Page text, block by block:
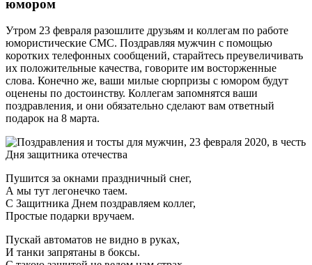
юмором
Утром 23 февраля разошлите друзьям и коллегам по работе
юмористические СМС. Поздравляя мужчин с помощью
коротких телефонных сообщений, старайтесь преувеличивать
их положительные качества, говорите им восторженные
слова. Конечно же, ваши милые сюрпризы с юмором будут
оценены по достоинству. Коллегам запомнятся ваши
поздравления, и они обязательно сделают вам ответный
подарок на 8 марта.
Пушится за окнами праздничный снег,
А мы тут легонечко таем.
С Защитника Днем поздравляем коллег,
Простые подарки вручаем.
Пускай автоматов не видно в руках,
И танки запрятаны в боксы.